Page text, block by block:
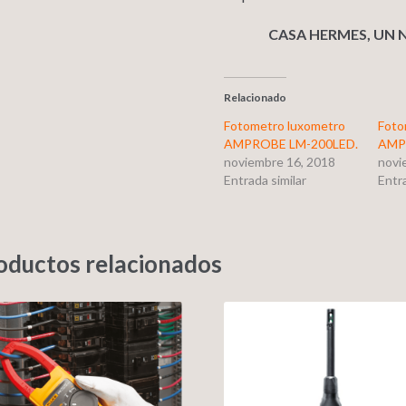
CASA HERMES, UN
Relacionado
Fotometro luxometro
AMPROBE LM-200LED.
noviembre 16, 2018
Entrada similar
relacionados